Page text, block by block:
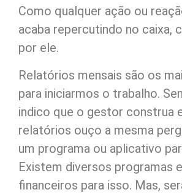
Como qualquer ação ou
acaba repercutindo no caixa,
por ele.
Relatórios mensais são os
para iniciarmos o trabalho.
indico que o gestor construa
relatórios ouço a mesma
um programa ou aplicativo
Existem diversos programas
financeiros para isso. Mas,